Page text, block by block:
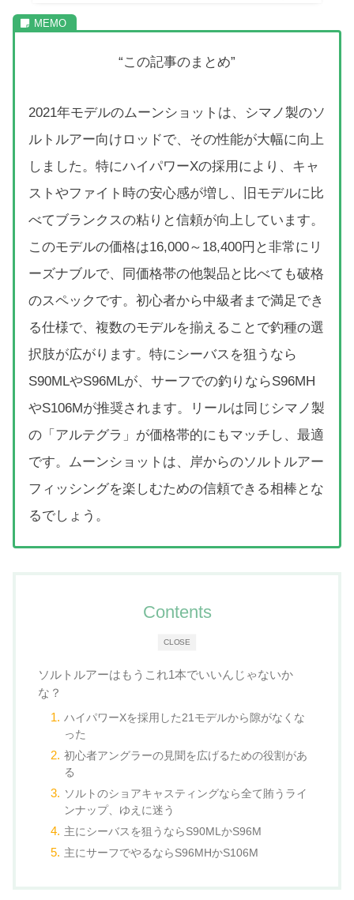
“この記事のまとめ”
2021年モデルのムーンショットは、シマノ製のソ
ルトルアー向けロッドで、その性能が大幅に向上
しました。特にハイパワーXの採用により、キャ
ストやファイト時の安心感が増し、旧モデルに比
べてブランクスの粘りと信頼が向上しています。
このモデルの価格は16,000～18,400円と非常にリ
ーズナブルで、同価格帯の他製品と比べても破格
のスペックです。初心者から中級者まで満足でき
る仕様で、複数のモデルを揃えることで釣種の選
択肢が広がります。特にシーバスを狙うなら
S90MLやS96MLが、サーフでの釣りならS96MH
やS106Mが推奨されます。リールは同じシマノ製
の「アルテグラ」が価格帯的にもマッチし、最適
です。ムーンショットは、岸からのソルトルアー
フィッシングを楽しむための信頼できる相棒とな
るでしょう。
CLOSE
Contents
ソルトルアーはもうこれ1本でいいんじゃないか
な？
ハイパワーXを採用した21モデルから隙がなくな
った
初心者アングラーの見聞を広げるための役割があ
る
ソルトのショアキャスティングなら全て賄うライ
ンナップ、ゆえに迷う
主にシーバスを狙うならS90MLかS96M
主にサーフでやるならS96MHかS106M